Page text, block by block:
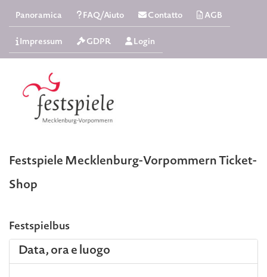
Panoramica FAQ/Aiuto Contatto AGB
Impressum GDPR Login
Festspiele Mecklenburg-Vorpommern Ticket-
Shop
Festspielbus
Data, ora e luogo